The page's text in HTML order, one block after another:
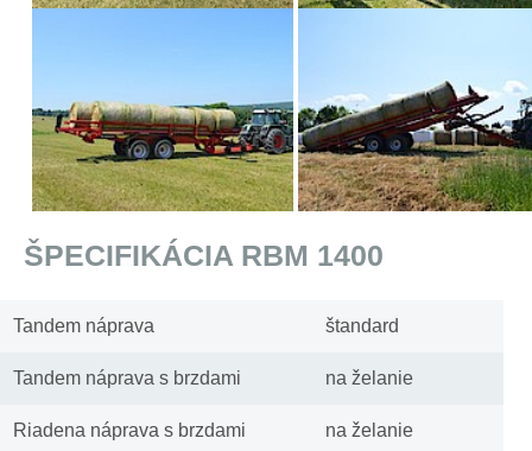
ŠPECIFIKÁCIA RBM 1400
Tandem náprava štandard
Tandem náprava s brzdami na želanie
Riadena náprava s brzdami na želanie